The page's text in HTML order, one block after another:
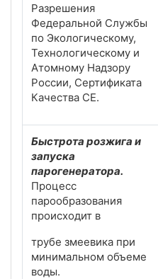
Разрешения
Федеральной Службы
по Экологическому,
Технологическому и
Атомному Надзору
России, Сертификата
Качества CE.
Быстрота розжига и
запуска
парогенератора.
Процесс
парообразования
происходит в
трубе змеевика при
минимальном объеме
воды.